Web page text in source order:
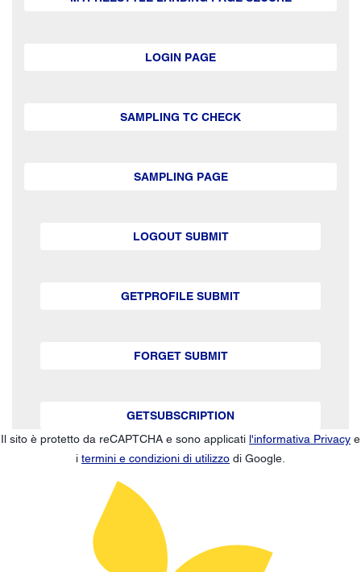
LOGIN PAGE
SAMPLING TC CHECK
SAMPLING PAGE
LOGOUT SUBMIT
GETPROFILE SUBMIT
FORGET SUBMIT
GETSUBSCRIPTION
Il sito è protetto da reCAPTCHA e sono applicati l'informativa Privacy e
i termini e condizioni di utilizzo di Google.